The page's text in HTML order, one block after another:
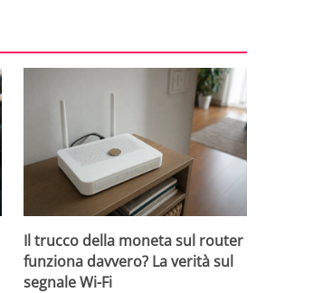
Il trucco della moneta sul router
funziona davvero? La verità sul
segnale Wi-Fi